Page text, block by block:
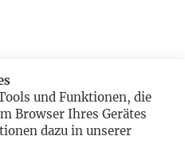
und Funktionen, die
Browser Ihres Gerätes
dazu in unserer